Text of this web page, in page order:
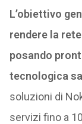
L’obiettivo
rendere la
posando
tecnologica
soluzioni di
servizi fino a